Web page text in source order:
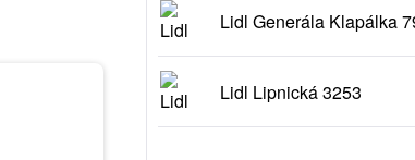
Lidl Generála Klapálka
Lidl Lipnická 3253